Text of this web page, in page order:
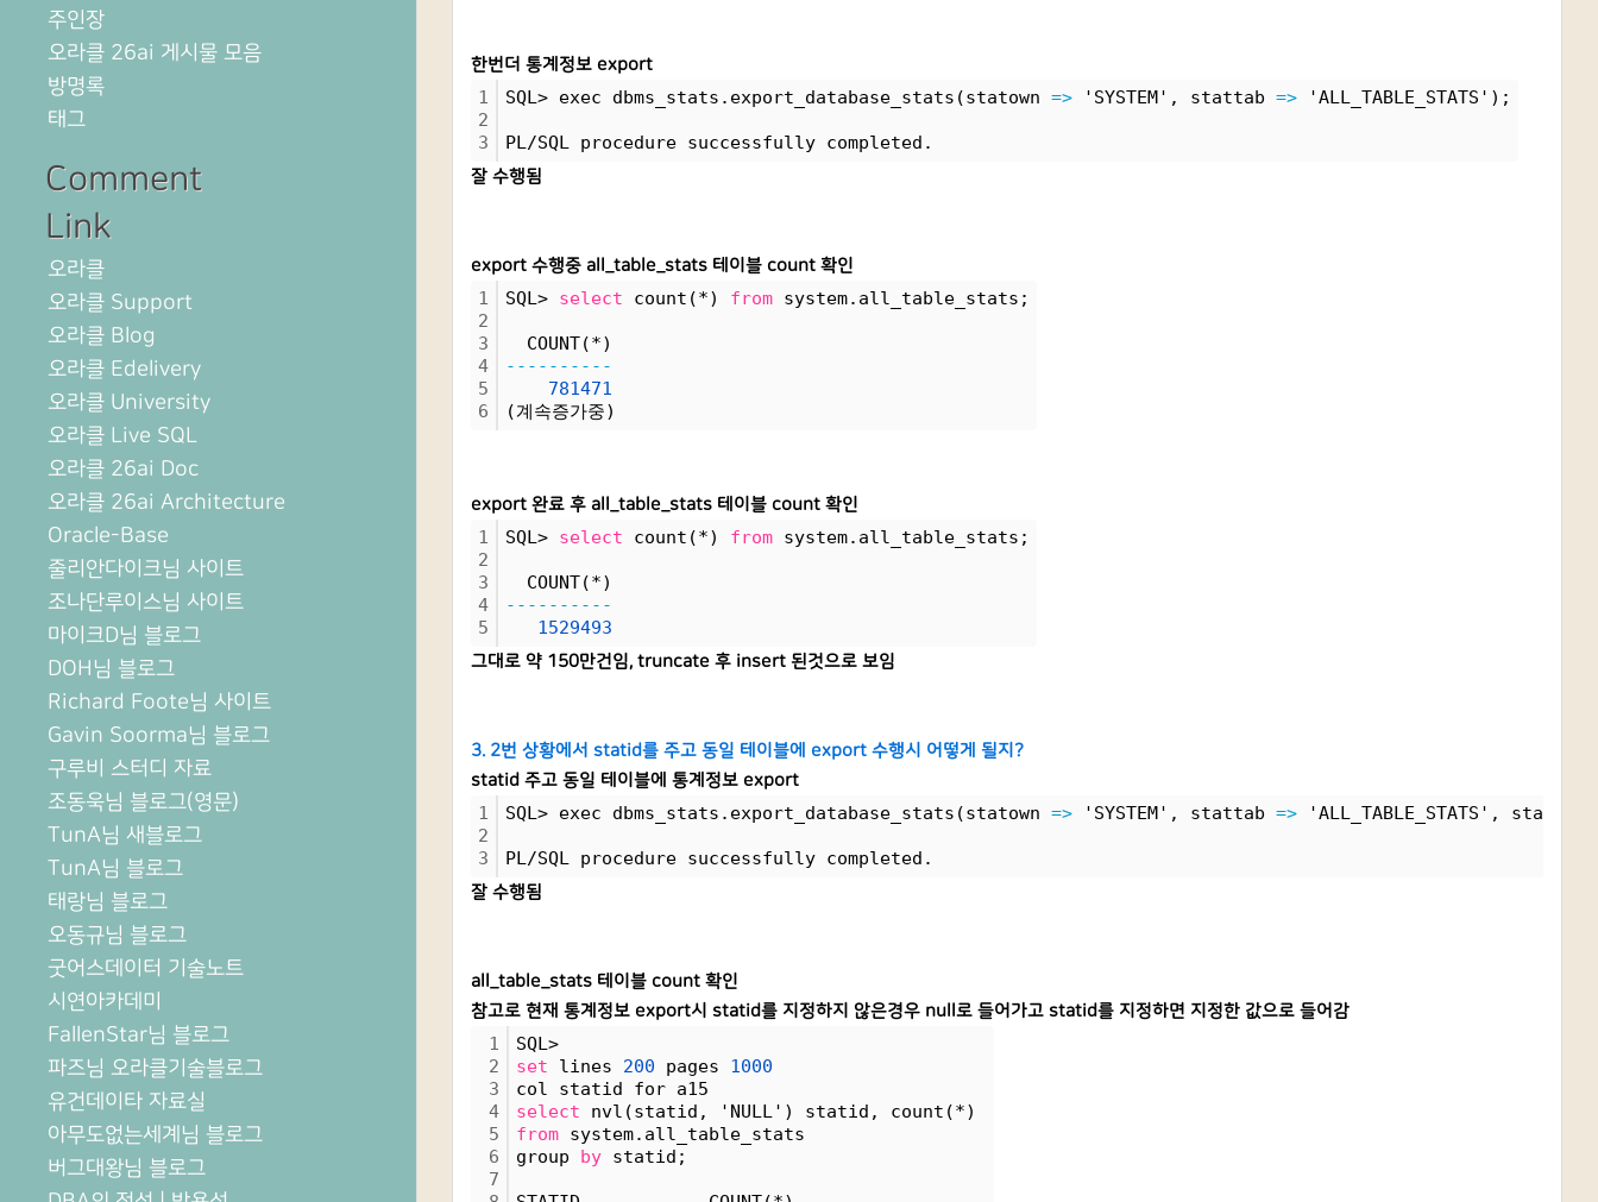
주인장
오라클 26ai 게시물 모음
방명록
태그
Comment
Link
오라클
오라클 Support
오라클 Blog
오라클 Edelivery
오라클 University
오라클 Live SQL
오라클 26ai Doc
오라클 26ai Architecture
Oracle-Base
줄리안다이크님 사이트
조나단루이스님 사이트
마이크D님 블로그
DOH님 블로그
Richard Foote님 사이트
Gavin Soorma님 블로그
구루비 스터디 자료
조동욱님 블로그(영문)
TunA님 새블로그
TunA님 블로그
태랑님 블로그
오동규님 블로그
굿어스데이터 기술노트
시연아카데미
FallenStar님 블로그
파즈님 오라클기술블로그
유건데이타 자료실
아무도없는세계님 블로그
버그대왕님 블로그
한번더 통계정보 export
1
2
3
SQL> exec dbms_stats.export_database_stats(statown => 'SYSTEM', stattab => 'ALL_TABLE_STATS');
PL/SQL procedure successfully completed.
잘 수행됨
export 수행중 all_table_stats 테이블 count 확인
1
2
3
4
5
6
SQL> select count(*) from system.all_table_stats;
COUNT(*)
----------
781471
(계속증가중)
export 완료 후 all_table_stats 테이블 count 확인
1
2
3
4
5
SQL> select count(*) from system.all_table_stats;
COUNT(*)
----------
1529493
그대로 약 150만건임, truncate 후 insert 된것으로 보임
3. 2번 상황에서 statid를 주고 동일 테이블에 export 수행시 어떻게 될지?
statid 주고 동일 테이블에 통계정보 export
1
2
3
SQL> exec dbms_stats.export_database_stats(statown => 'SYSTEM', stattab => 'ALL_TABLE_STATS', statid
PL/SQL procedure successfully completed.
잘 수행됨
all_table_stats 테이블 count 확인
참고로 현재 통계정보 export시 statid를 지정하지 않은경우 null로 들어가고 statid를 지정하면 지정한 값으로 들어감
1
2
3
4
5
6
7
SQL>
set lines 200 pages 1000
col statid for a15
select nvl(statid, 'NULL') statid, count(*)
from system.all_table_stats
group by statid;